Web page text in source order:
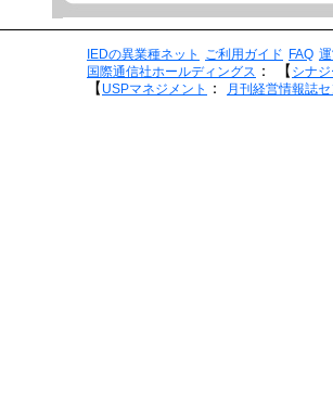
IEDの異業種ネット ご利用ガイド FAQ
国際通信社ホールディングス ： 【 シナ
【 USPマネジメント ： 月刊経営情報誌